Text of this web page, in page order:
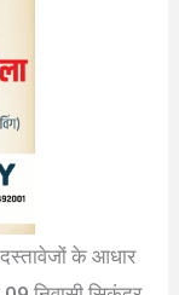
के आधार